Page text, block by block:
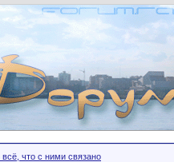
что с ними связано